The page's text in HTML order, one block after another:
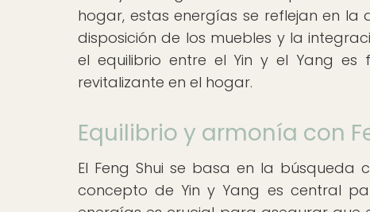
hogar, estas energías se reflejan en la
disposición de los muebles y la
el equilibrio entre el Yin y el Yang
revitalizante en el hogar.
Equilibrio y armonía con
El Feng Shui se basa en la
concepto de Yin y Yang es central